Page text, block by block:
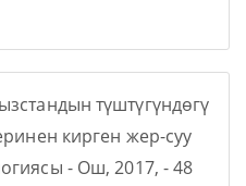
түштүгүндөгү
кирген жер-суу
- Ош, 2017, - 48